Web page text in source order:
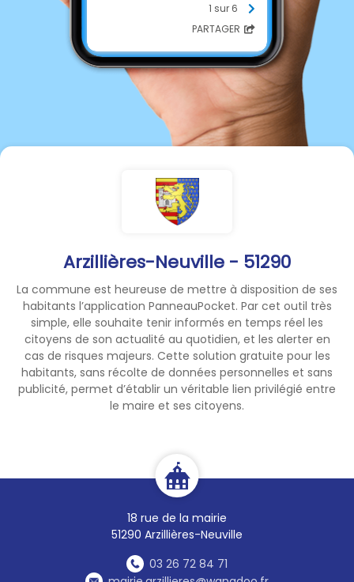
Arzillières-Neuville - 51290
La commune est heureuse de mettre à disposition de ses
habitants l’application PanneauPocket. Par cet outil très
simple, elle souhaite tenir informés en temps réel les
citoyens de son actualité au quotidien, et les alerter en
cas de risques majeurs. Cette solution gratuite pour les
habitants, sans récolte de données personnelles et sans
publicité, permet d’établir un véritable lien privilégié entre
le maire et ses citoyens.
18 rue de la mairie
51290 Arzillières-Neuville
03 26 72 84 71
1 sur 6
PARTAGER